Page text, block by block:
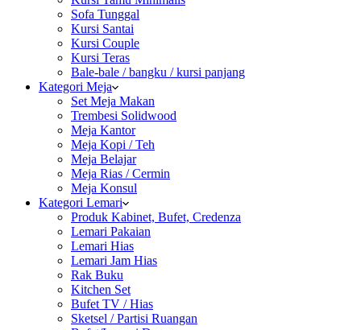
Sofa Tunggal
Kursi Santai
Kursi Couple
Kursi Teras
Bale-bale / bangku / kursi panjang
Kategori Meja
Set Meja Makan
Trembesi Solidwood
Meja Kantor
Meja Kopi / Teh
Meja Belajar
Meja Rias / Cermin
Meja Konsul
Kategori Lemari
Produk Kabinet, Bufet, Credenza
Lemari Pakaian
Lemari Hias
Lemari Jam Hias
Rak Buku
Kitchen Set
Bufet TV / Hias
Sketsel / Partisi Ruangan